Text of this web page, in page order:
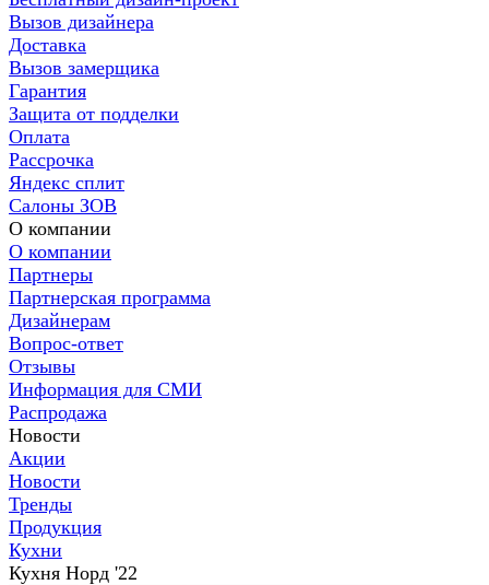
Вызов дизайнера
Доставка
Вызов замерщика
Гарантия
Защита от подделки
Оплата
Рассрочка
Яндекс сплит
Салоны ЗОВ
О компании
О компании
Партнеры
Партнерская программа
Дизайнерам
Вопрос-ответ
Отзывы
Информация для СМИ
Распродажа
Новости
Акции
Новости
Тренды
Продукция
Кухни
Кухня Норд '22